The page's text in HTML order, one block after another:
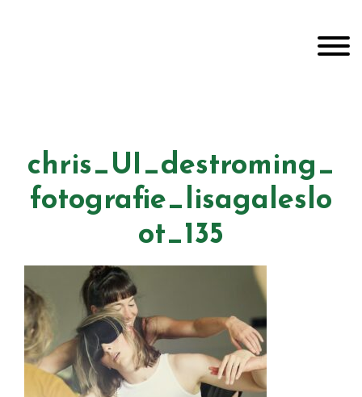
chris_UI_destroming_
fotografie_lisagaleslo
ot_135